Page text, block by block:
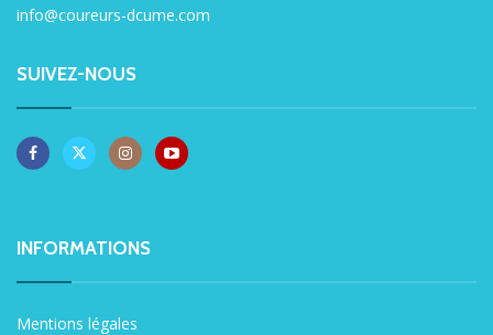
info@coureurs-dcume.com
SUIVEZ-NOUS
INFORMATIONS
Mentions légales